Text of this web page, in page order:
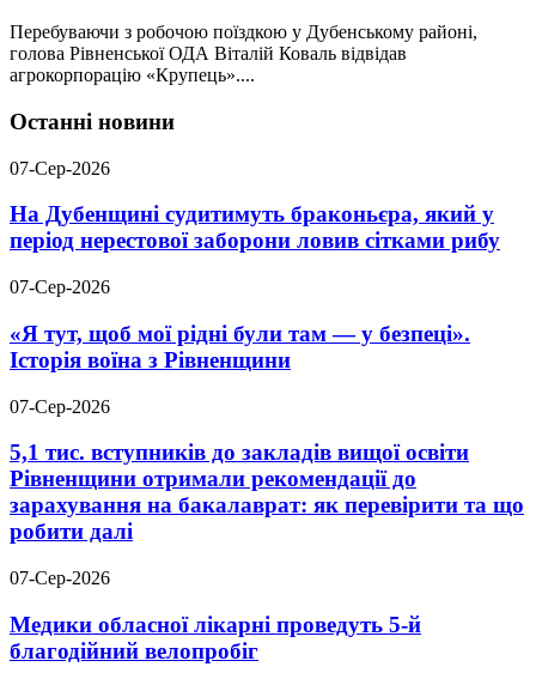
Перебуваючи з робочою поїздкою у Дубенському районі,
голова Рівненської ОДА Віталій Коваль відвідав
агрокорпорацію «Крупець»....
Останні новини
07-Сер-2026
На Дубенщині судитимуть браконьєра, який у
період нерестової заборони ловив сітками рибу
07-Сер-2026
«Я тут, щоб мої рідні були там — у безпеці».
Історія воїна з Рівненщини
07-Сер-2026
5,1 тис. вступників до закладів вищої освіти
Рівненщини отримали рекомендації до
зарахування на бакалаврат: як перевірити та що
робити далі
07-Сер-2026
Медики обласної лікарні проведуть 5-й
благодійний велопробіг